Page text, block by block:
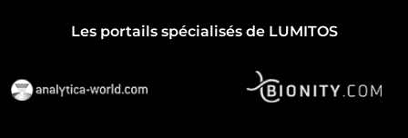
Les portails spécialisés de LUMITOS